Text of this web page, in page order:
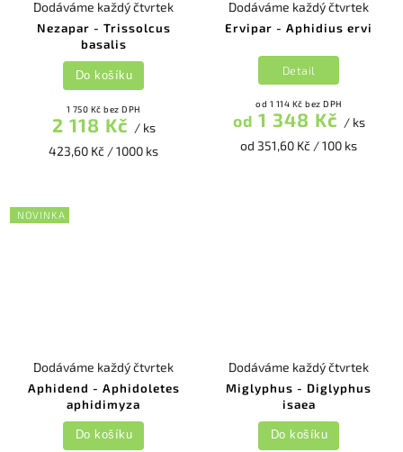
Nezapar - Trissolcus
basalis
Dodáváme každý čtvrtek
1 750 Kč bez DPH
2 118 Kč / ks
423,60 Kč / 1000 ks
Do košíku
Ervipar - Aphidius ervi
Dodáváme každý čtvrtek
od 1 114 Kč bez DPH
od 1 348 Kč / ks
od 351,60 Kč / 100 ks
Detail
NOVINKA
Aphidend - Aphidoletes
aphidimyza
Dodáváme každý čtvrtek
Do košíku
Miglyphus - Diglyphus
isaea
Dodáváme každý čtvrtek
Do košíku